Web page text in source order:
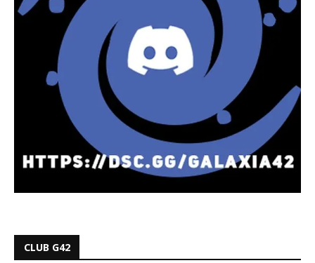
CLUB G42